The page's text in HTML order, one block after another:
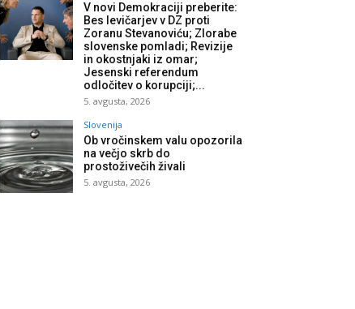
V novi Demokraciji preberite:
Bes levičarjev v DZ proti
Zoranu Stevanoviću; Zlorabe
slovenske pomladi; Revizije
in okostnjaki iz omar;
Jesenski referendum
odločitev o korupciji;...
5. avgusta, 2026
Slovenija
Ob vročinskem valu opozorila
na večjo skrb do
prostoživečih živali
5. avgusta, 2026